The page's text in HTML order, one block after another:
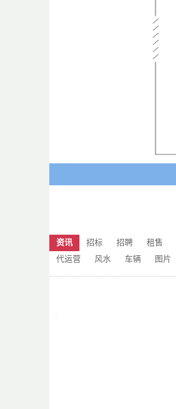
资讯 招标 招聘 租售
代运营
风水 车辆 图片